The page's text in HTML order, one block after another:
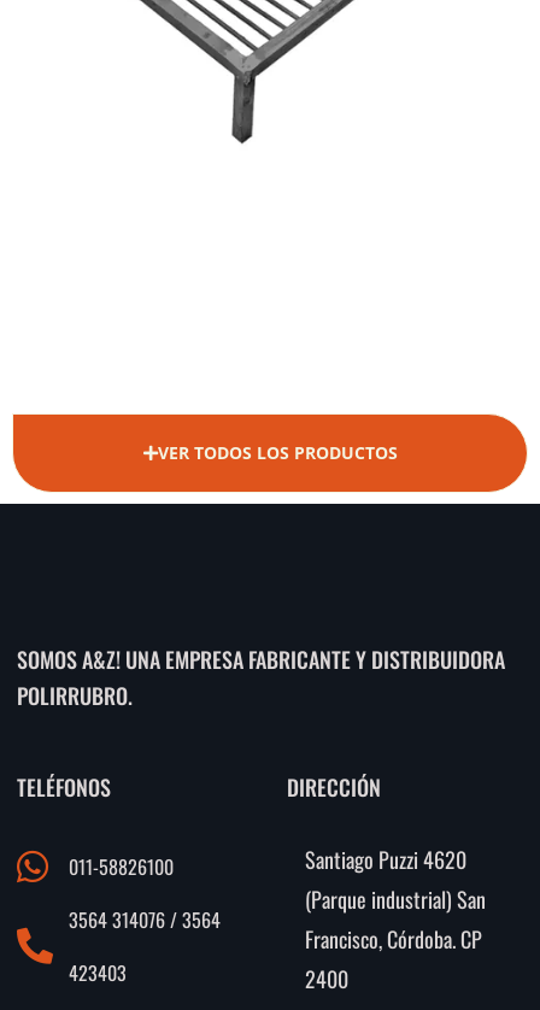
VER TODOS LOS PRODUCTOS
SOMOS A&Z! UNA EMPRESA FABRICANTE Y DISTRIBUIDORA
POLIRRUBRO.
TELÉFONOS
011-58826100
3564 314076 / 3564
423403
DIRECCIÓN
Santiago Puzzi 4620
(Parque industrial) San
Francisco, Córdoba. CP
2400